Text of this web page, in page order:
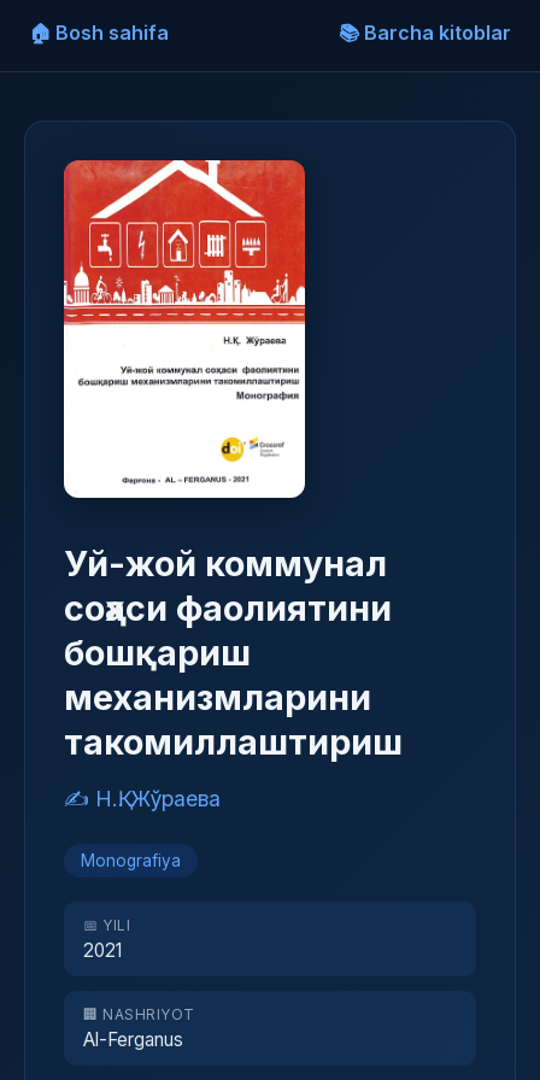
🏠 Bosh sahifa 📚 Barcha kitoblar
Уй-жой коммунал
соҳаси фаолиятини
бошқариш
механизмларини
такомиллаштириш
✍️ Н.Қ. Жўраева
Monografiya
📅 YILI
2021
🏢 NASHRIYOT
Al-Ferganus